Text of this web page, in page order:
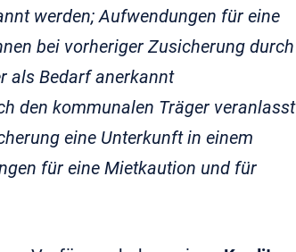
werden; Aufwendungen für eine
bei vorheriger Zusicherung durch
als Bedarf anerkannt
den kommunalen Träger veranlasst
eine Unterkunft in einem
für eine Mietkaution und für